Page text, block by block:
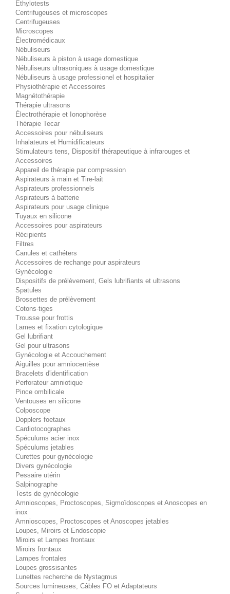
Éthylotests
Centrifugeuses et microscopes
Centrifugeuses
Microscopes
Électromédicaux
Nébuliseurs
Nébuliseurs à piston à usage domestique
Nébuliseurs ultrasoniques à usage domestique
Nébuliseurs à usage professionel et hospitalier
Physiothérapie et Accessoires
Magnétothérapie
Thérapie ultrasons
Électrothérapie et Ionophorèse
Thérapie Tecar
Accessoires pour nébuliseurs
Inhalateurs et Humidificateurs
Stimulateurs tens, Dispositif thérapeutique à infrarouges et
Accessoires
Appareil de thérapie par compression
Aspirateurs à main et Tire-lait
Aspirateurs professionnels
Aspirateurs à batterie
Aspirateurs pour usage clinique
Tuyaux en silicone
Accessoires pour aspirateurs
Récipients
Filtres
Canules et cathéters
Accessoires de rechange pour aspirateurs
Gynécologie
Dispositifs de prélèvement, Gels lubrifiants et ultrasons
Spatules
Brossettes de prélèvement
Cotons-tiges
Trousse pour frottis
Lames et fixation cytologique
Gel lubrifiant
Gel pour ultrasons
Gynécologie et Accouchement
Aiguilles pour amniocentèse
Bracelets d'identification
Perforateur amniotique
Pince ombilicale
Ventouses en silicone
Colposcope
Dopplers foetaux
Cardiotocographes
Spéculums acier inox
Spéculums jetables
Curettes pour gynécologie
Divers gynécologie
Pessaire utérin
Salpinographe
Tests de gynécologie
Amnioscopes, Proctoscopes, Sigmoïdoscopes et Anoscopes en
inox
Amnioscopes, Proctoscopes et Anoscopes jetables
Loupes, Miroirs et Endoscopie
Miroirs et Lampes frontaux
Miroirs frontaux
Lampes frontales
Loupes grossisantes
Lunettes recherche de Nystagmus
Sources lumineuses, Câbles FO et Adaptateurs